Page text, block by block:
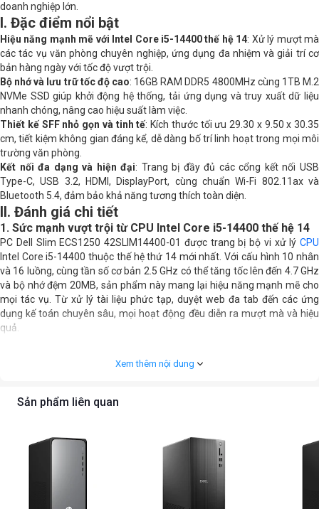
Lưu trữ
Hệ điều hành Windows 11 Home SL 64-bit
Chip đồ họa Intel® Graphics
Số cổng lưu trữ tối đa
1 x M.2 (2230/2280) , 1 x 3.5" SATA
(Hãng không kèm cáp và giá đỡ ổ cứng)
Cổng kết nối
2.0 , Audio combo , LAN 1 Gb/s
Khe PCI/PCIe , 2 x PCI-E x1, 1 x PCI-E x16
Cổng xuất hình 1 x HDMI , 1 x DisplayPort
Kết nối không dây Bluetooth 5.4 ; WiFi 802.11ax
Đầu đọc thẻ 1 x SD card slot
VR không hỗ trợ
doanh nghiệp lớn.
I. Đặc điểm nổi bật
Hiệu năng mạnh mẽ với Intel Core i5-14400 thế hệ 14: Xử lý mượt mà
các tác vụ văn phòng chuyên nghiệp, ứng dụng đa nhiệm và giải trí cơ
bản hàng ngày với tốc độ vượt trội.
Bộ nhớ và lưu trữ tốc độ cao: 16GB RAM DDR5 4800MHz cùng 1TB M.2
NVMe SSD giúp khởi động hệ thống, tải ứng dụng và truy xuất dữ liệu
nhanh chóng, nâng cao hiệu suất làm việc.
Thiết kế SFF nhỏ gọn và tinh tế: Kích thước tối ưu 29.30 x 9.50 x 30.35
cm, tiết kiệm không gian đáng kể, dễ dàng bố trí linh hoạt trong mọi môi
trường văn phòng.
Kết nối đa dạng và hiện đại: Trang bị đầy đủ các cổng kết nối USB
Type-C, USB 3.2, HDMI, DisplayPort, cùng chuẩn Wi-Fi 802.11ax và
Bluetooth 5.4, đảm bảo khả năng tương thích toàn diện.
II. Đánh giá chi tiết
1. Sức mạnh vượt trội từ CPU Intel Core i5-14400 thế hệ 14
PC Dell Slim ECS1250 42SLIM14400-01 được trang bị bộ vi xử lý CPU
Intel Core i5-14400 thuộc thế hệ thứ 14 mới nhất. Với cấu hình 10 nhân
và 16 luồng, cùng tần số cơ bản 2.5 GHz có thể tăng tốc lên đến 4.7 GHz
và bộ nhớ đệm 20MB, sản phẩm này mang lại hiệu năng mạnh mẽ cho
mọi tác vụ. Từ xử lý tài liệu phức tạp, duyệt web đa tab đến các ứng
dụng kế toán chuyên sâu, mọi hoạt động đều diễn ra mượt mà và hiệu
quả.
Xem thêm nội dung
Sản phẩm liên quan